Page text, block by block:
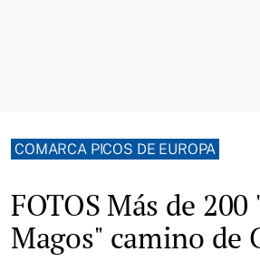
COMARCA PICOS DE EUROPA
FOTOS Más de 200
Magos" camino de